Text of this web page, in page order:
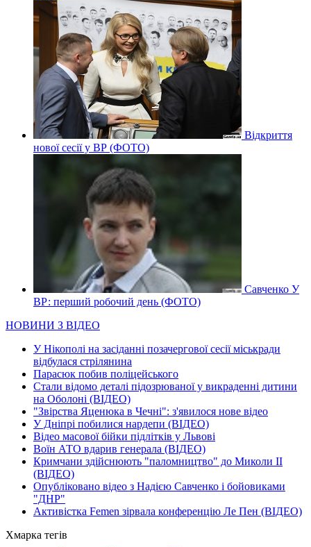
Відкриття
нової сесії у ВР (ФОТО)
Савченко У
ВР: перший робочий день (ФОТО)
НОВИНИ З ВІДЕО
У Нікополі на засіданні позачергової сесії міськради
відбулася стрілянина
Парасюк побив поліцейського
Стали відомо деталі підозрюваної у викраденні дитини
на Оболоні (ВІДЕО)
"Звірства Яценюка в Чечні": з'явилося нове відео
У Дніпрі побилися нардепи (ВІДЕО)
Відео масової бійки підлітків у Львові
Воїн АТО вдарив генерала (ВІДЕО)
Кримчани здійснюють "паломництво" до Миколи ІІ
(ВІДЕО)
Опубліковано відео з Надією Савченко і бойовиками
"ДНР"
Активістка Femen зірвала конференцію Ле Пен (ВІДЕО)
Хмарка тегів